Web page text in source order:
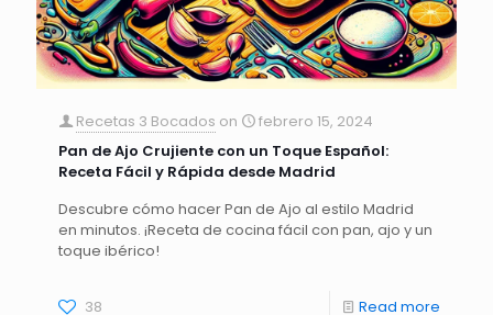
Recetas 3 Bocados on
febrero 15, 2024
Pan de Ajo Crujiente con un Toque Español:
Receta Fácil y Rápida desde Madrid
Descubre cómo hacer Pan de Ajo al estilo Madrid
en minutos. ¡Receta de cocina fácil con pan, ajo y un
toque ibérico!
38 Read more